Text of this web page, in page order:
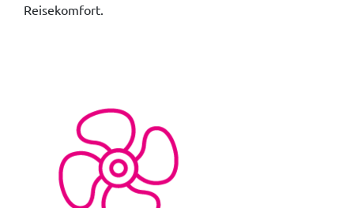
Reisekomfort.